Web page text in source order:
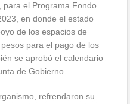
para el Programa Fondo
en donde el estado
de los espacios de
para el pago de los
se aprobó el calendario
de Gobierno.
refrendaron su